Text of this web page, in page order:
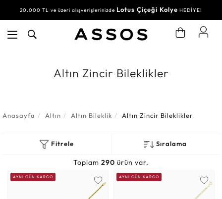
20.000 TL ve üzeri alışverişlerinizde Lotus Çiçeği Kolye HEDİYE!
30.000 TL ve üzeri alışverişlerinizdeSu Yolu BileklikHEDİYE!
Altın Zincir Bileklikler
Anasayfa Altın Altın Bileklik Altın Zincir Bileklikler
Fitrele Sıralama
Toplam 290 ürün var.
AYNI GÜN KARGO AYNI GÜN KARGO